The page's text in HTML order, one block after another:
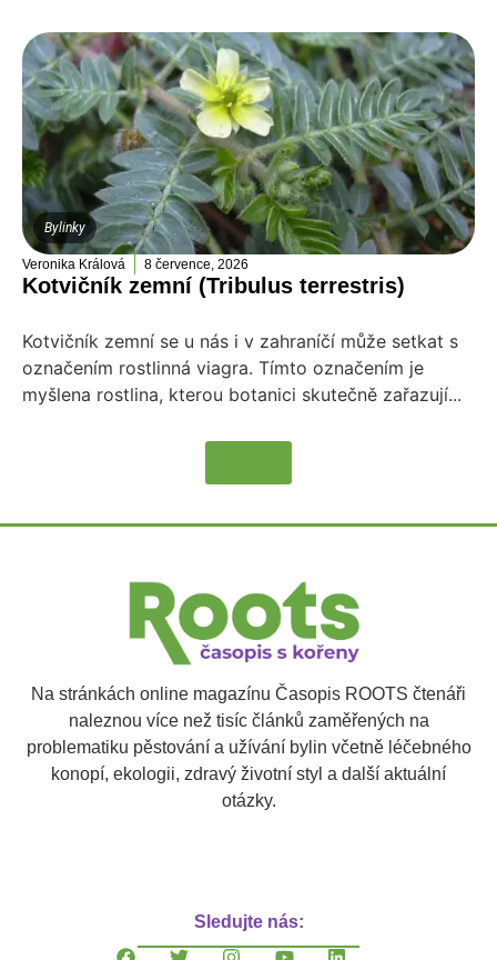
Bylinky
Veronika Králová 8 července, 2026
Kotvičník zemní (Tribulus terrestris)
Kotvičník zemní se u nás i v zahraníčí může setkat s
označením rostlinná viagra. Tímto označením je
myšlena rostlina, kterou botanici skutečně zařazují...
Na stránkách online magazínu Časopis ROOTS čtenáři
naleznou více než tisíc článků zaměřených na
problematiku pěstování a užívání bylin včetně léčebného
konopí, ekologii, zdravý životní styl a další aktuální
otázky.
Sledujte nás: